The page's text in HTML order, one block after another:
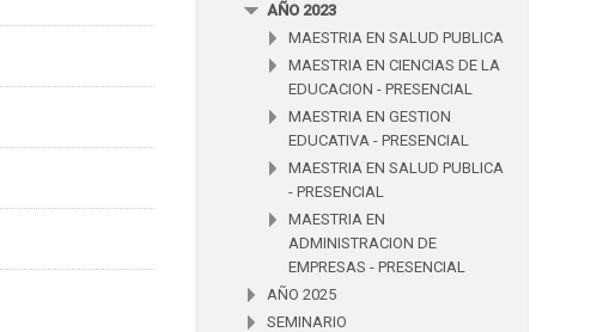
AÑO 2023
MAESTRIA EN SALUD PUBLICA
MAESTRIA EN CIENCIAS DE LA
EDUCACION - PRESENCIAL
MAESTRIA EN GESTION
EDUCATIVA - PRESENCIAL
MAESTRIA EN SALUD PUBLICA
- PRESENCIAL
MAESTRIA EN
ADMINISTRACION DE
EMPRESAS - PRESENCIAL
AÑO 2025
SEMINARIO